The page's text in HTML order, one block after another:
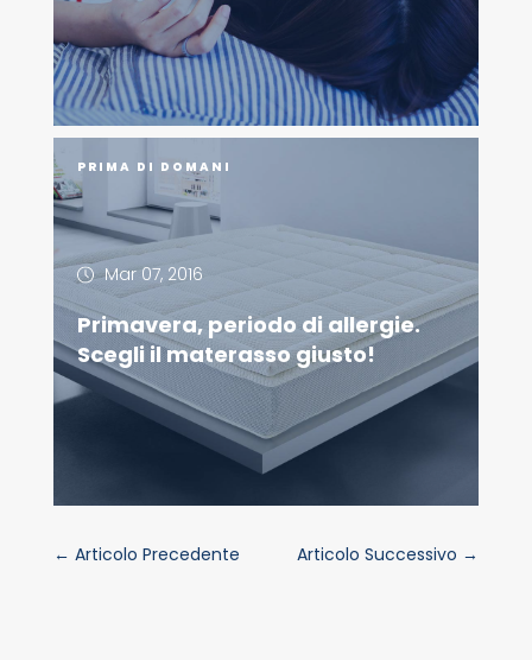
PRIMA DI DOMANI
Mar 07, 2016
Primavera, periodo di allergie.
Scegli il materasso giusto!
← Articolo Precedente Articolo Successivo →